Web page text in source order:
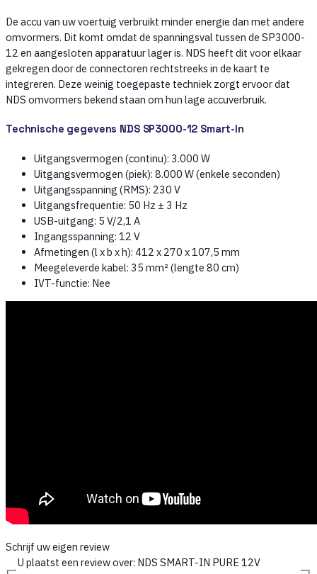
De accu van uw voertuig verbruikt minder energie dan met andere
omvormers. Dit komt omdat de spanningsval tussen de SP3000-
12 en aangesloten apparatuur lager is. NDS heeft dit voor elkaar
gekregen door de connectoren rechtstreeks in de kaart te
integreren. Deze weinig toegepaste techniek zorgt ervoor dat
NDS omvormers bekend staan om hun lage accuverbruik.
Technische gegevens NDS SP3000-12 Smart-In
Uitgangsvermogen (continu): 3.000 W
Uitgangsvermogen (piek): 8.000 W (enkele seconden)
Uitgangsspanning (RMS): 230 V
Uitgangsfrequentie: 50 Hz ± 3 Hz
USB-uitgang: 5 V/2,1 A
Ingangsspanning: 12 V
Afmetingen (l x b x h): 412 x 270 x 107,5 mm
Meegeleverde kabel: 35 mm² (lengte 80 cm)
IVT-functie: Nee
Schrijf uw eigen review
U plaatst een review over: NDS SMART-IN PURE 12V